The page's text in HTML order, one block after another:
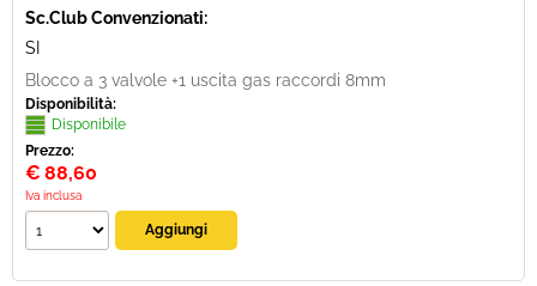
Sc.Club Convenzionati:
SI
Blocco a 3 valvole +1 uscita gas raccordi 8mm
Disponibilità:
Disponibile
Prezzo:
€ 88,60
Iva inclusa